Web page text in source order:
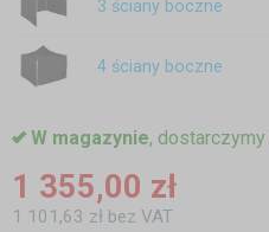
3 ściany boczne
4 ściany boczne
W magazynie,
1 355,00 zł
1 101,63 zł bez VAT